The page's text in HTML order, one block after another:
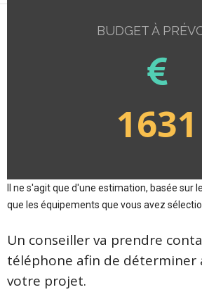
BUDGET À
1631
Il ne s'agit que d'une estimation, basée sur
que les équipements que vous avez
Un conseiller va prendre
téléphone afin de déterminer
votre projet.